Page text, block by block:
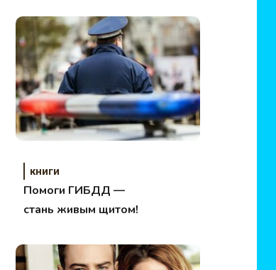
книги
Помоги ГИБДД —
стань живым щитом!